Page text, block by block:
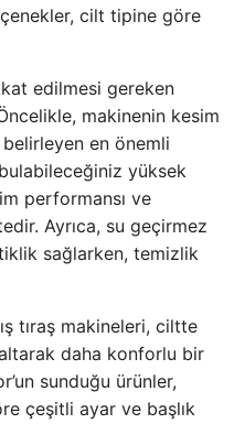
cilt tipine göre
edilmesi gereken
makinenin kesim
belirleyen en önemli
yüksek
performansı ve
Ayrıca, su geçirmez
sağlarken, temizlik
tıraş makineleri, ciltte
daha konforlu bir
sunduğu ürünler,
çeşitli ayar ve başlık